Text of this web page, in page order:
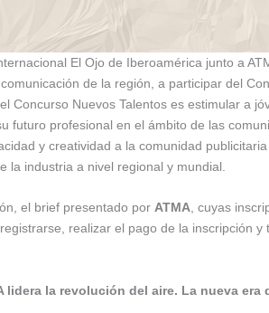
El Ojo de Iberoamérica junto a
de la región, a participar del
Concurso Nuevos Talentos es estimular a
futuro profesional en el ámbito de las
y creatividad a la comunidad
la industria a nivel regional y mundial.
el brief presentado por ATMA , cuyas
realizar el pago de la inscripción
lidera la revolución del aire. La nueva era